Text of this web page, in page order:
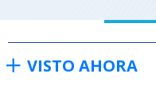
VISTO AHORA